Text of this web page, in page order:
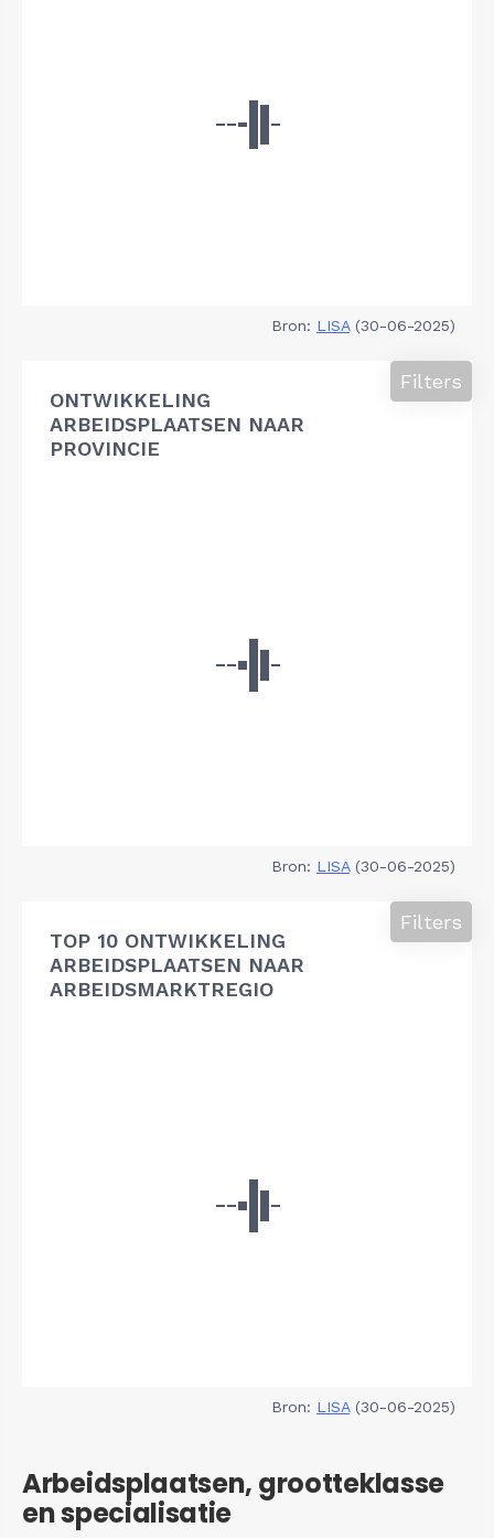
Bron: LISA(30-06-2025)
ONTWIKKELING
ARBEIDSPLAATSEN NAAR
PROVINCIE
Filters
Bron: LISA(30-06-2025)
TOP 10 ONTWIKKELING
ARBEIDSPLAATSEN NAAR
ARBEIDSMARKTREGIO
Filters
Bron: LISA(30-06-2025)
Arbeidsplaatsen, grootteklasse
en specialisatie